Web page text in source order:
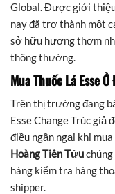
Global. Được giới
nay đã trơ thành một
sở hữu hương thơm
thông thường.
Mua Thuốc Lá EsseỞ
Trên thị trường đang
Esse Change Trúc giả
điều ngần ngại khi
Hoàng Tiên Tửu
hàng kiểm tra hàng
shipper.